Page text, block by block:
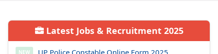
Latest Jobs & Recruitment 2025
NEW UP Police Constable Online Form 2025